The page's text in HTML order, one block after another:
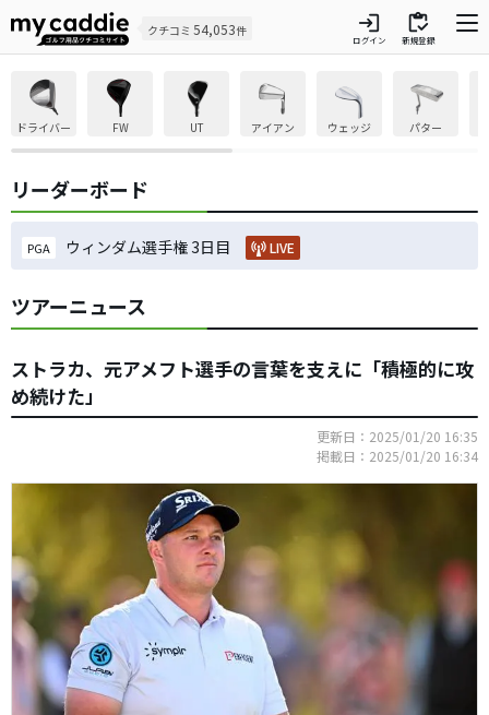
クチコミ 54,053件 login
ログイン
inventory
新規登録
ドライバー FW UT アイアン ウェッジ パター
リーダーボード
PGA ウィンダム選手権 3日目 LIVE
ツアーニュース
ストラカ、元アメフト選手の言葉を支えに「積極的に攻
め続けた」
更新日：2025/01/20 16:35
掲載日：2025/01/20 16:34